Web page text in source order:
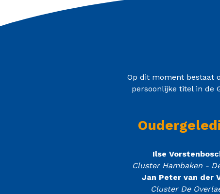
Op dit moment bestaat
persoonlijke titel in de
Ilse
Cluster Hambaken -
Jan Peter van der
Cluster De